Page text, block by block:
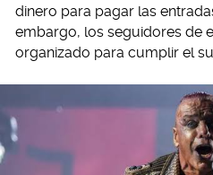
dinero para pagar las
embargo, los seguidores de
organizado para cumplir el